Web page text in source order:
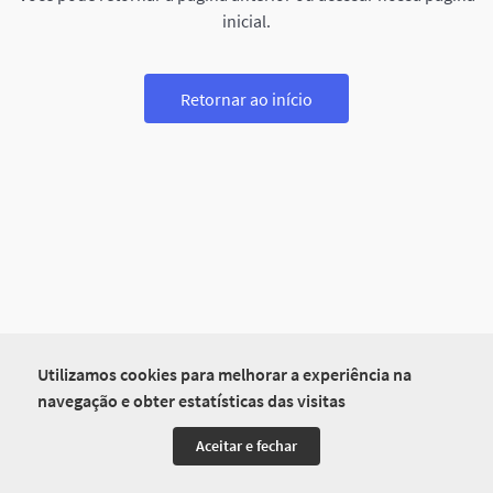
Utilizamos cookies para melhorar a experiência na
navegação e obter estatísticas das visitas
Aceitar e fechar
inicial.
Retornar ao início